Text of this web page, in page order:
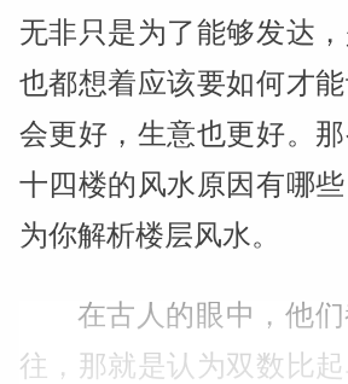
无非只是为了能够发达
也都想着应该要如何才
会更好，生意也更好。
十四楼的风水原因有哪
为你解析楼层风水。
在古人的眼中，他
往，那就是认为双数比